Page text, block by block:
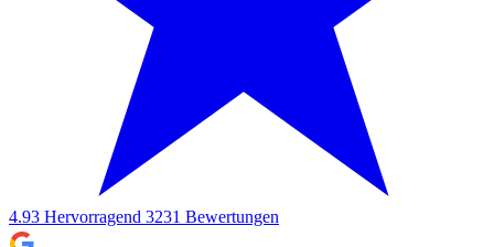
4.93 Hervorragend 3231 Bewertungen